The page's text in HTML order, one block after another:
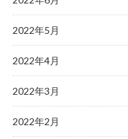
2022年5月
2022年4月
2022年3月
2022年2月